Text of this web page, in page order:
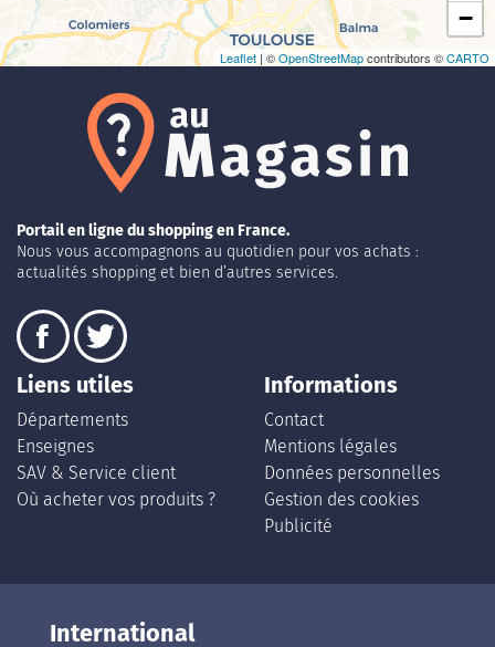
−
Leaflet | ©OpenStreetMapcontributors ©CARTO
Portail en ligne du shopping en France.
Nous vous accompagnons au quotidien pour vos achats :
actualités shopping et bien d’autres services.
Liens utiles
Départements
Enseignes
SAV & Service client
Où acheter vos produits ?
Informations
Contact
Mentions légales
Données personnelles
Gestion des cookies
Publicité
International